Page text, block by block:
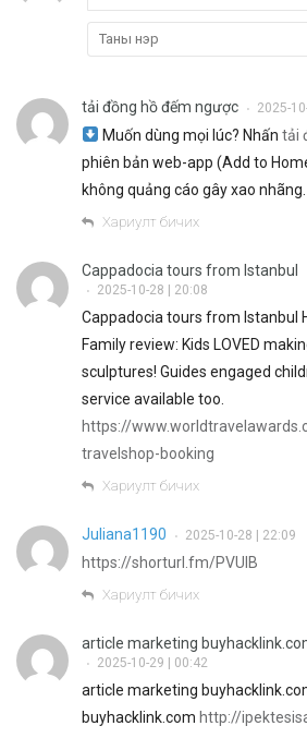
tải đồng hồ đếm ngược • 2025-
Muốn dùng mọi lúc? Nhấn tải
phiên bản web-app (Add to
không quảng cáo gây xao nhãng.
Хариулт бичих
Cappadocia tours from Istanbul
• 2025-10-28 | 20:08
Cappadocia tours from
Family review: Kids LOVED
sculptures! Guides engaged
service available too.
https://
travelshop-booking
Хариулт бичих
Juliana1190 • 2025-10-28 | 22:09
https://shorturl.fm/PVUlB
Хариулт бичих
article marketing
• 2025-10-29 | 00:42
article marketing
buyhacklink.com http://